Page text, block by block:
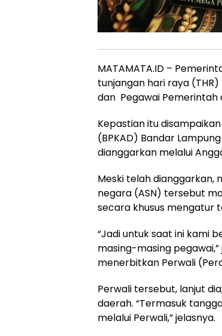
MATAMATA.ID –
tunjangan hari raya (THR)
dan Pegawai Pemerintah
Kepastian itu
(BPKAD) Bandar
dianggarkan melalui
Meski telah dianggarkan,
negara (ASN) tersebut
secara khusus mengatur
“Jadi untuk saat ini kami
masing-masing
menerbitkan Perwali
Perwali tersebut, lanjut
daerah. “Termasuk
melalui Perwali,” jelasnya.